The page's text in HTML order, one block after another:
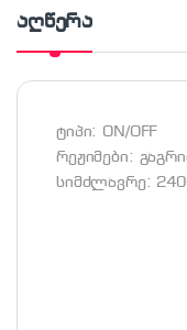
აღწერა
ტიპი: ON/OFF
რეჟიმები:
სიმძლავრე: